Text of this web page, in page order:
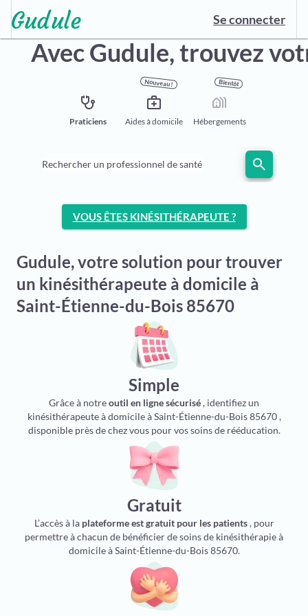
Se connecter
Avec Gudule,trouvez
stethoscope
Praticiens
Nouveau !
medical_services
Aides à domicile
Bientôt
holiday_village
Hébergements
Rechercher un professionnel de santé search
VOUS ÊTES KINÉSITHÉRAPEUTE ?
Gudule, votre solution pour trouver
un kinésithérapeute à domicile à
Saint-Étienne-du-Bois 85670
Simple
Grâce à notreoutil en ligne sécurisé, identifiez un
kinésithérapeute à domicile à Saint-Étienne-du-Bois 85670 ,
disponible près de chez vous pour vos soins de rééducation.
Gratuit
L’accès à la plateforme est gratuit pour les patients, pour
permettre à chacun de bénéficier de soins de kinésithérapie à
domicile à Saint-Étienne-du-Bois 85670.